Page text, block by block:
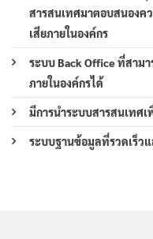
สารสนเทศมาตอบสนองค
เสียภายในองค์กร
ระบบ Back Office ที่สาม
ภายในองค์กรได้
มีการนำระบบสารสนเทศ
ระบบฐานข้อมูลที่รวดเร็ว